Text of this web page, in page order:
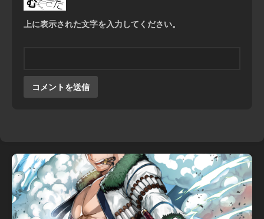
上に表示された文字を入力してください。